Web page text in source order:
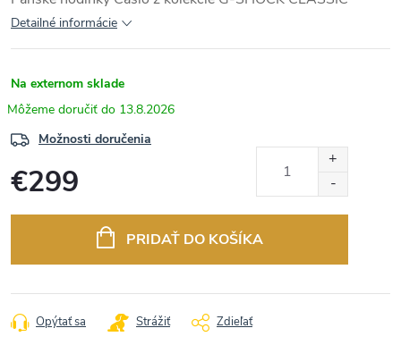
Detailné informácie
Na externom sklade
13.8.2026
Možnosti doručenia
€299
PRIDAŤ DO KOŠÍKA
Opýtať sa Strážiť Zdieľať